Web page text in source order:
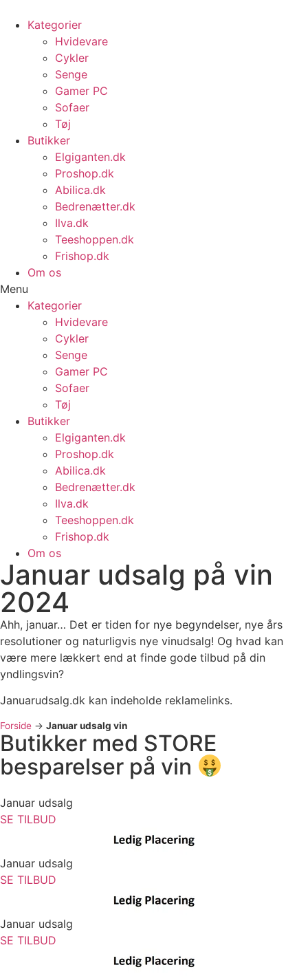
Kategorier
Hvidevare
Cykler
Senge
Gamer PC
Sofaer
Tøj
Butikker
Elgiganten.dk
Proshop.dk
Abilica.dk
Bedrenætter.dk
Ilva.dk
Teeshoppen.dk
Frishop.dk
Om os
Menu
Kategorier
Hvidevare
Cykler
Senge
Gamer PC
Sofaer
Tøj
Butikker
Elgiganten.dk
Proshop.dk
Abilica.dk
Bedrenætter.dk
Ilva.dk
Teeshoppen.dk
Frishop.dk
Om os
Januar udsalg på vin
2024
Ahh, januar… Det er tiden for nye begyndelser, nye års
resolutioner og naturligvis nye vinudsalg! Og hvad kan
være mere lækkert end at finde gode tilbud på din
yndlingsvin?
Januarudsalg.dk kan indeholde reklamelinks.
Forside -> Januar udsalg vin
Butikker med STORE
besparelser på vin
Januar udsalg
SE TILBUD
Januar udsalg
SE TILBUD
Januar udsalg
SE TILBUD